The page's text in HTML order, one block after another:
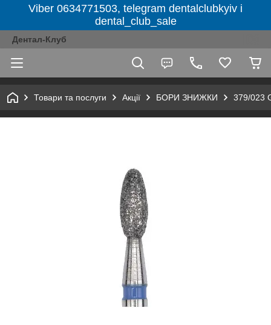
Viber 0634771503, telegram dentalclubkyiv і
dental_club_sale
Дентал-Клуб
Товари та послуги Акції БОРИ ЗНИЖКИ 379/023